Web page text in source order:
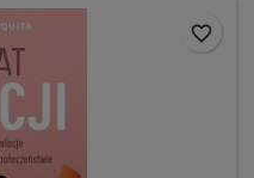
favorite_border